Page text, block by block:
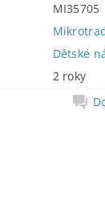
MI35705
Dětské
2 roky